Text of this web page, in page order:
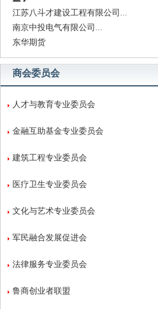
江苏八斗才建设工程有限公司...
南京中投电气有限公司...
东华期货
商会委员会
人才与教育专业委员会
金融互助基金专业委员会
建筑工程专业委员会
医疗卫生专业委员会
文化与艺术专业委员会
军民融合发展促进会
法律服务专业委员会
鲁商创业者联盟